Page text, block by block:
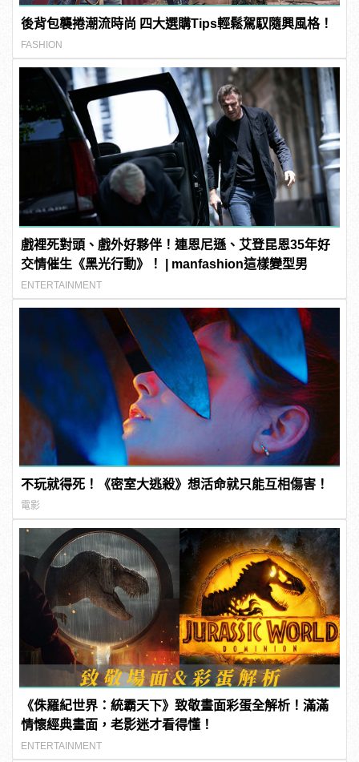
後背包襲捲潮流時尚 四大選購Tips輕鬆駕馭隨興風格！
FASHION
戲裡死對頭、戲外好夥伴！連恩尼遜、艾登昆恩35年好
交情催生《黑光行動》！ | manfashion這樣變型男
ENTERTAINMENT
不玩就得死！《密室大逃殺》想活命就只能互相傷害！
電影
《侏羅紀世界：統霸天下》致敬畫面彩蛋全解析！滿滿
情懷經典畫面，老影迷才看得懂！
ENTERTAINMENT